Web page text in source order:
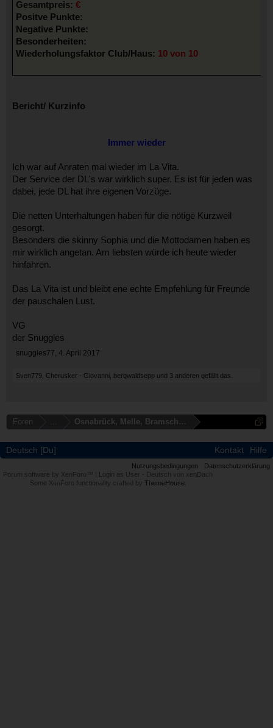
Gesamtpreis: €
Positve Punkte:
Negative Punkte:
Besonderheiten:
Wiederholungsfaktor Club/Haus: 10 von 10
Bericht/ Kurzinfo
Immer wieder
Ich war auf Anraten mal wieder im La Vita.
Der Service der DL's war wirklich super. Es ist für jeden was
dabei, jede DL hat ihre eigenen Vorzüge.
Die netten Unterhaltungen haben für die nötige Kurzweil
gesorgt.
Besonders die skinny Sophia und die Mottodamen haben es
mir wirklich angetan. Am liebsten würde ich heute wieder
hinfahren.
Das La Vita ist und bleibt ene echte Empfehlung für Freunde
der pauschalen Lust.
VG
der Snuggles
snuggles77, 4. April 2017
Sven779 Cherusker - Giovanni bergwaldsepp und 3 anderen gefällt das.
Foren ... Osnabrück, Melle, Bramsche, Vechta
Deutsch [Du] Kontakt Hilfe
Nutzungsbedingungen
Datenschutzerklärung
Forum software by XenForo™
Login as User - Deutsch von xenDach
Some XenForo functionality crafted by ThemeHouse